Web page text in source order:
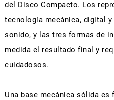
del Disco Compacto. Los
tecnología mecánica, digital
sonido, y las tres formas de
medida el resultado final y
cuidadosos.
Una base mecánica sólida es